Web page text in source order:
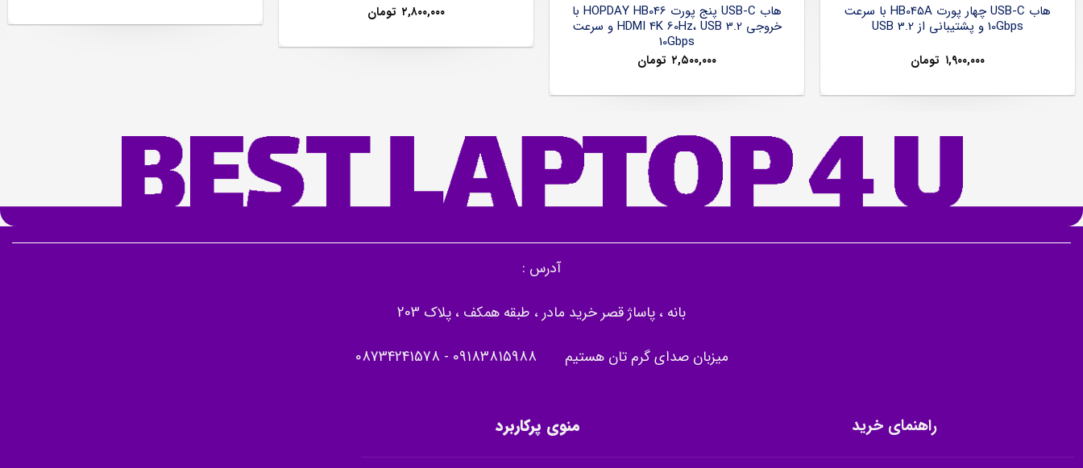
هاب USB-C چهار پورت HB045A با سرعت
10Gbps و پشتیبانی از USB 3.2
۱,۹۰۰,۰۰۰ تومان
هاب USB-C پنج پورت HOPDAY HB046 با
خروجی HDMI 4K 60Hz، USB 3.2 و سرعت
10Gbps
۲,۵۰۰,۰۰۰ تومان
۲,۸۰۰,۰۰۰ تومان
آدرس :
بانه ، پاساژ قصر خرید مادر ، طبقه همکف ، پلاک 203
میزبان صدای گرم تان هستیم 09183815988
-
08734241578
راهنمای خرید منوی پرکاربرد